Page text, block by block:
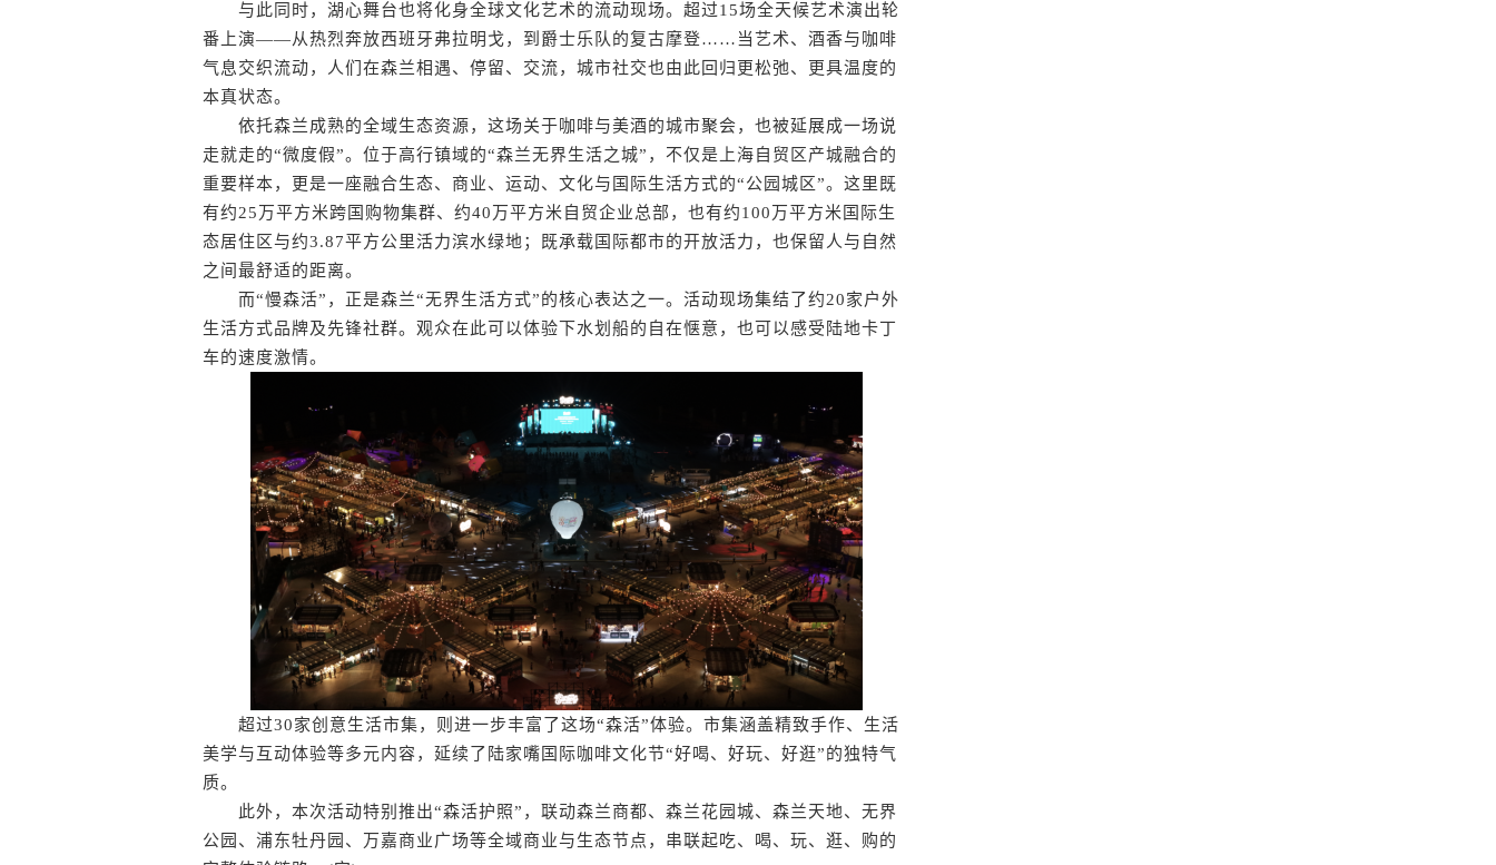
与此同时，湖心舞台也将化身全球文化艺术的流动现场。超过15场全天候艺术演出轮
番上演——从热烈奔放西班牙弗拉明戈，到爵士乐队的复古摩登……当艺术、酒香与咖啡
气息交织流动，人们在森兰相遇、停留、交流，城市社交也由此回归更松弛、更具温度的
本真状态。
依托森兰成熟的全域生态资源，这场关于咖啡与美酒的城市聚会，也被延展成一场说
走就走的“微度假”。位于高行镇域的“森兰无界生活之城”，不仅是上海自贸区产城融合的
重要样本，更是一座融合生态、商业、运动、文化与国际生活方式的“公园城区”。这里既
有约25万平方米跨国购物集群、约40万平方米自贸企业总部，也有约100万平方米国际生
态居住区与约3.87平方公里活力滨水绿地；既承载国际都市的开放活力，也保留人与自然
之间最舒适的距离。
而“慢森活”，正是森兰“无界生活方式”的核心表达之一。活动现场集结了约20家户外
生活方式品牌及先锋社群。观众在此可以体验下水划船的自在惬意，也可以感受陆地卡丁
车的速度激情。
超过30家创意生活市集，则进一步丰富了这场“森活”体验。市集涵盖精致手作、生活
美学与互动体验等多元内容，延续了陆家嘴国际咖啡文化节“好喝、好玩、好逛”的独特气
质。
此外，本次活动特别推出“森活护照”，联动森兰商都、森兰花园城、森兰天地、无界
公园、浦东牡丹园、万嘉商业广场等全域商业与生态节点，串联起吃、喝、玩、逛、购的